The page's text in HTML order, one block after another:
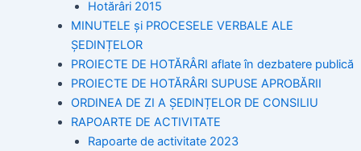
Hotărâri 2015
MINUTELE și PROCESELE VERBALE ALE
ȘEDINȚELOR
PROIECTE DE HOTĂRÂRI aflate în dezbatere publică
PROIECTE DE HOTĂRÂRI SUPUSE APROBĂRII
ORDINEA DE ZI A ȘEDINȚELOR DE CONSILIU
RAPOARTE DE ACTIVITATE
Rapoarte de activitate 2023